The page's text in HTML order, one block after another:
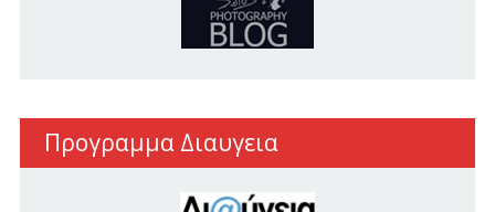
Προγραμμα Διαυγεια